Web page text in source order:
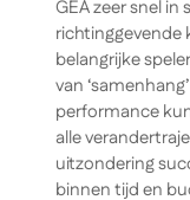
GEA zeer snel
belangrijke
van
performance
alle
uitzondering
binnen tijd en